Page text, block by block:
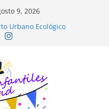
9, 2026
Urbano Ecológico
LA NATURALEZA
niños